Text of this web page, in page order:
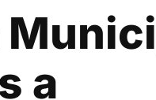
a